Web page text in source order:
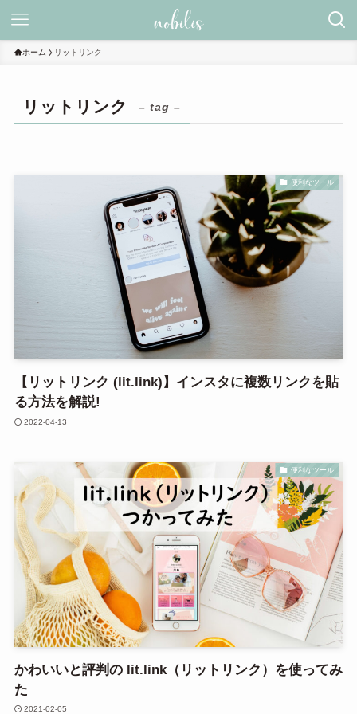
ホーム リットリンク
リットリンク – tag –
便利なツール
【リットリンク (lit.link)】インスタに複数リンクを貼
る方法を解説!
2022-04-13
便利なツール
かわいいと評判の lit.link（リットリンク）を使ってみ
た
2021-02-05